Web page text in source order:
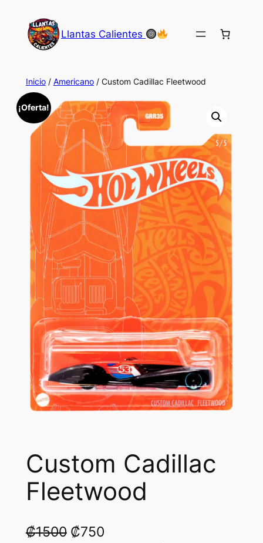
contenido
Llantas Calientes
Inicio/ Americano/ Custom Cadillac Fleetwood
¡Oferta!
Custom Cadillac
Fleetwood
₡1500 O
₡750C